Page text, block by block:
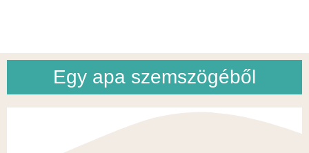
Egy apa szemszögéből